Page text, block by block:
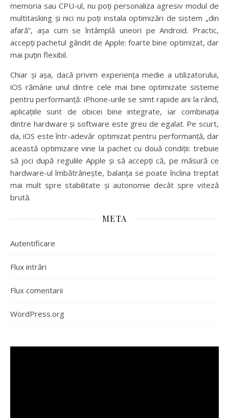
memoria sau CPU-ul, nu poți personaliza agresiv modul de
multitasking și nici nu poți instala optimizări de sistem „din
afară”, așa cum se întâmplă uneori pe Android. Practic,
accepți pachetul gândit de Apple: foarte bine optimizat, dar
mai puțin flexibil.
Chiar și așa, dacă privim experiența medie a utilizatorului,
iOS rămâne unul dintre cele mai bine optimizate sisteme
pentru performanță: iPhone-urile se simt rapide ani la rând,
aplicațiile sunt de obicei bine integrate, iar combinația
dintre hardware și software este greu de egalat. Pe scurt,
da, iOS este într-adevăr optimizat pentru performanță, dar
această optimizare vine la pachet cu două condiții: trebuie
să joci după regulile Apple și să accepți că, pe măsură ce
hardware-ul îmbătrânește, balanța se poate înclina treptat
mai mult spre stabilitate și autonomie decât spre viteză
brută.
META
Autentificare
Flux intrări
Flux comentarii
WordPress.org